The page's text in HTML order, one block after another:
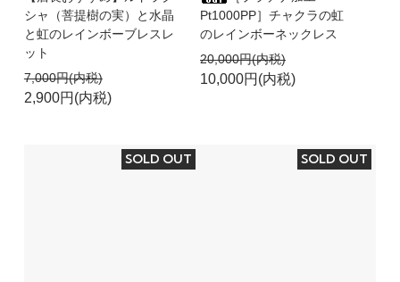
シャ（菩提樹の実）と水晶
と虹のレインボーブレスレ
ット
7,000円(内税)
2,900円(内税)
Pt1000PP］チャクラの虹
のレインボーネックレス
20,000円(内税)
10,000円(内税)
SOLD OUT SOLD OUT